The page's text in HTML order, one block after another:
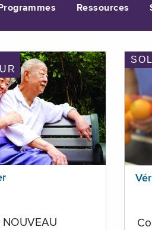
Programmes Ressources
NOUVEAU